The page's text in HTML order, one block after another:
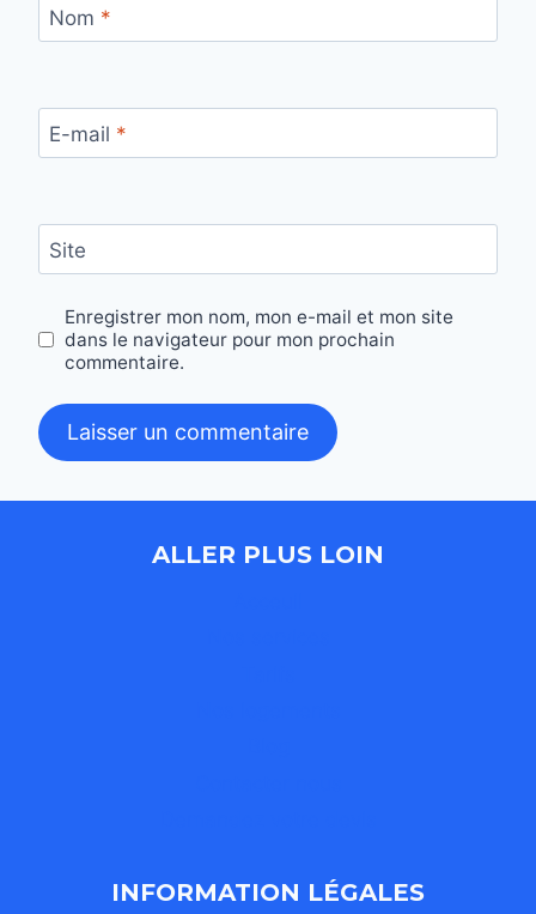
Nom *
E-mail *
Site
Enregistrer mon nom, mon e-mail et mon site
dans le navigateur pour mon prochain
commentaire.
ALLER PLUS LOIN
INFORMATION LÉGALES